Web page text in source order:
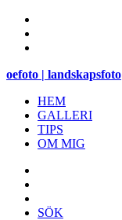
oefoto | landskapsfoto
HEM
GALLERI
TIPS
OM MIG
SÖK